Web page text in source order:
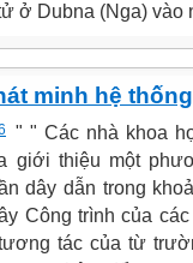
ở Dubna (Nga) vào
minh hệ
" " Các nhà khoa
giới thiệu một
dây dẫn trong
Công trình của
tác của từ